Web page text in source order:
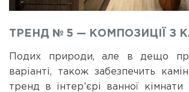
ТРЕНД № 5 — КОМПОЗИЦІЇ З
Подих природи, але в дещо
варіанті, також забезпечить
тренд в інтер’єрі ванної